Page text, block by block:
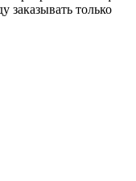
заказывать только